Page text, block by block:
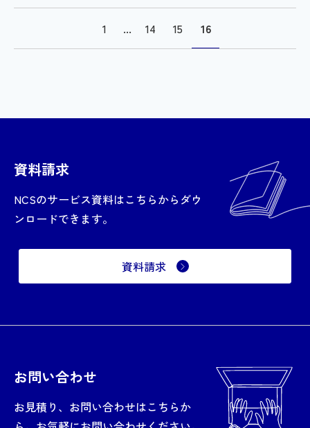
1 ... 14 15 16
資料請求
NCSのサービス資料はこちらからダウ
ンロードできます。
資料請求
お問い合わせ
お見積り、お問い合わせはこちらか